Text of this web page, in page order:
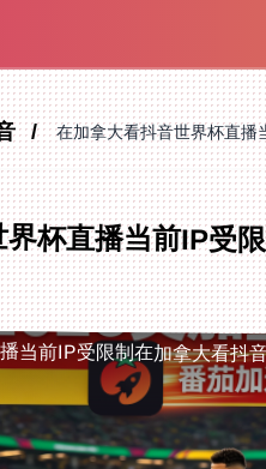
在加拿大看抖音世界杯直播
杯直播当前IP受
当前IP受限制在加拿大看抖